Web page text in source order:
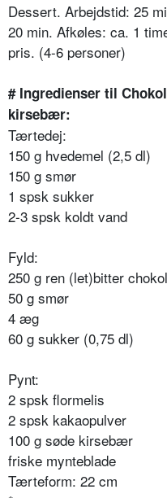
Dessert. Arbejdstid: 25
20 min. Afkøles: ca. 1
pris. (4-6 personer)
# Ingredienser til
kirsebær:
Tærtedej:
150 g hvedemel (2,5 dl)
150 g smør
1 spsk sukker
2-3 spsk koldt vand
Fyld:
250 g ren (let)bitter
50 g smør
4 æg
60 g sukker (0,75 dl)
Pynt:
2 spsk flormelis
2 spsk kakaopulver
100 g søde kirsebær
friske mynteblade
Tærteform: 22 cm